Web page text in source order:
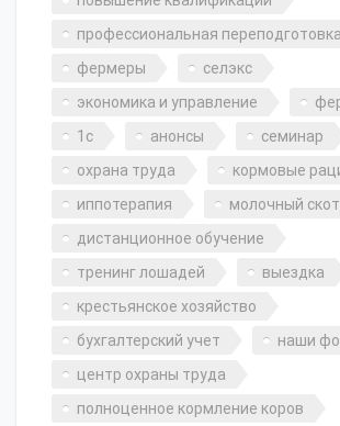
профессиональная переподготовка
фермеры
селэкс
экономика и управление
1с
анонсы
семинар
охрана труда
кормовые
иппотерапия
молочный скот
дистанционное обучение
тренинг лошадей
выездка
крестьянское хозяйство
бухгалтерский учет
наши
центр охраны труда
полноценное кормление коров